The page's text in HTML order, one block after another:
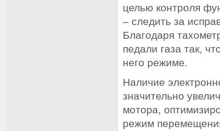
целью контроля
– следить за
Благодаря
педали газа так,
него режиме.
Наличие
значительно
мотора,
режим